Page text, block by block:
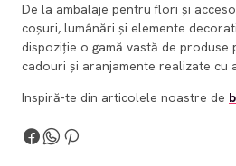
De la ambalaje pentru flori și
coșuri, lumânări și elemente
dispoziție o gamă vastă de
cadouri și aranjamente realizate cu
Inspiră-te din articolele noastre de